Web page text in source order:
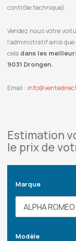
contrôle technique).
Vendez nous votre
l’administratif ainsi que
cela dans les
9031 Drongen.
Email :
Estimation
le prix de
Marque
Modèle